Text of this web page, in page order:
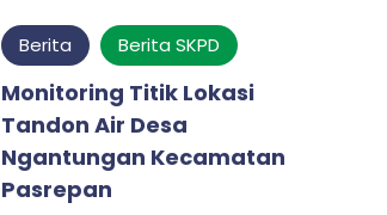
Berita Berita SKPD
Monitoring Titik Lokasi
Tandon Air Desa
Ngantungan Kecamatan
Pasrepan